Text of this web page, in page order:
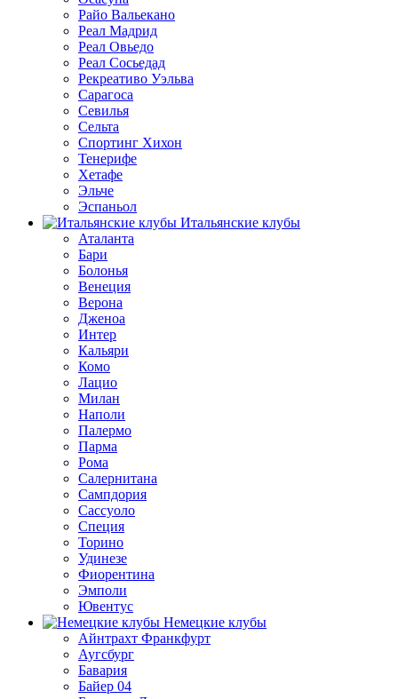
Райо Вальекано
Реал Мадрид
Реал Овьедо
Реал Сосьедад
Рекреативо Уэльва
Сарагоса
Севилья
Сельта
Спортинг Хихон
Тенерифе
Хетафе
Эльче
Эспаньол
Итальянские клубы
Аталанта
Бари
Болонья
Венеция
Верона
Дженоа
Интер
Кальяри
Комо
Лацио
Милан
Наполи
Палермо
Парма
Рома
Салернитана
Сампдория
Сассуоло
Специя
Торино
Удинезе
Фиорентина
Эмполи
Ювентус
Немецкие клубы
Айнтрахт Франкфурт
Аугсбург
Бавария
Байер 04